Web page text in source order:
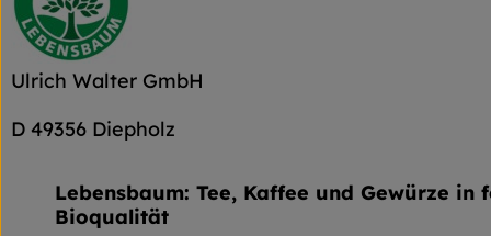
Ulrich Walter GmbH
D 49356 Diepholz
Lebensbaum: Tee, Kaffee und Gewürze in
Bioqualität